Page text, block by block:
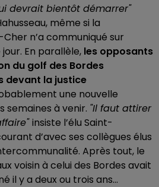
devrait bientôt démarrer"
même si la
n’a communiqué sur
En parallèle, les opposants
du golf des Bordes
devant la justice
une nouvelle
semaines à venir. "Il faut attirer
insiste l’élu Saint-
d’avec ses collègues élus
Après tout, le
voisin à celui des Bordes avait
il y a deux ou trois ans...